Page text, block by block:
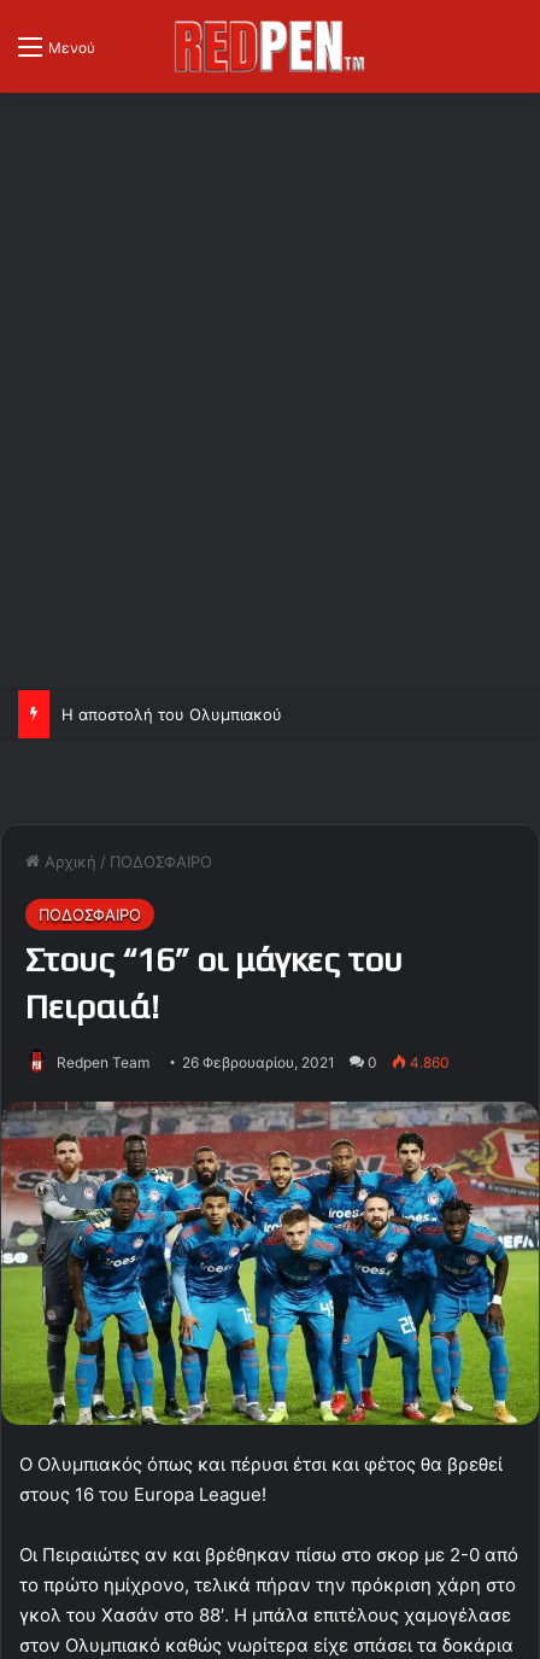
Μενού
Η αποστολή του Ολυμπιακού
Αρχική / ΠΟΔΟΣΦΑΙΡΟ
ΠΟΔΟΣΦΑΙΡΟ
Στους “16” οι μάγκες του
Πειραιά!
Redpen Team 26 Φεβρουαρίου, 2021 0 4.860
Ο Ολυμπιακός όπως και πέρυσι έτσι και φέτος θα βρεθεί
στους 16 του Europa League!
Οι Πειραιώτες αν και βρέθηκαν πίσω στο σκορ με 2-0 από
το πρώτο ημίχρονο, τελικά πήραν την πρόκριση χάρη στο
γκολ του Χασάν στο 88′. Η μπάλα επιτέλους χαμογέλασε
στον Ολυμπιακό καθώς νωρίτερα είχε σπάσει τα δοκάρια